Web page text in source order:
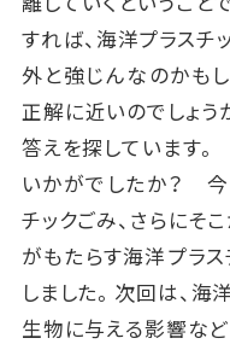
すれば、海洋プラスチ
外と強じんなのかも
正解に近いのでしょう
答えを探しています。
いかがでしたか？ 今
チックごみ、さらにそ
がもたらす海洋プラ
しました。次回は、
生物に与える影響など